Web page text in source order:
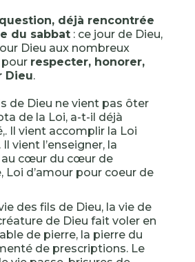
déjà rencontrée
du sabbat: ce jour de Dieu,
Dieu aux nombreux
respecter, honorer,
Dieu.
de Dieu ne vient pas ôter
de la Loi, a-t-il déjà
Il vient accomplir la Loi
Il vient l’enseigner, la
au cœur du cœur de
Loi d’amour pour coeur de
des fils de Dieu, la vie de
de Dieu fait voler en
de pierre, la pierre du
de prescriptions. Le